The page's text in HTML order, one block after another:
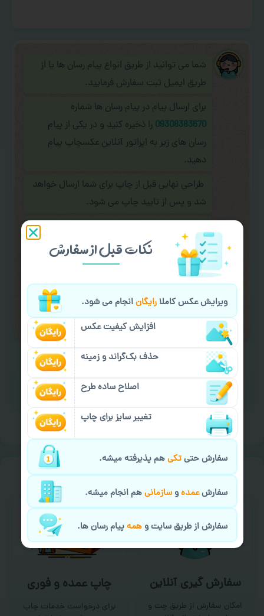
شما می توانید از طریق انواع پیام رسان ها یا از
طریق ایمیل ثبت سفارش فرمایید.
برای ارسال پیام در پیام رسان ها شماره
09308383670 را ذخیره کنید و در یکی از پیام
رسان های زیر به اپراتور آنلاین عکسچاپ پیام
دهید.
طراحی نهایی قبل از چاپ برای شما ارسال خواهد
شد و پس از تایید چاپ می شود.
کردن متن و عکس) یا هماهنگی ارسال و یا
کادو کردن سفارش
با اپراتو عکسچاپ هماهنگی
لازم را انجام دهید.
ایمیل جهت ثبت یا پیگیری سفارش:
aks4chap.com@gmail.com
برای ارسال پیام کلیک کنید
خیالت راحت ازسفارش گیری
سفارش گیری آنلاین
امکان سفارش از طریق چت و
چاپ عمده و فوری
برای درخواست خدمات چاپ
نکات قبل از سفارش
ویرایش عکس کاملارایگانانجام می شود.
افزایش کیفیت عکس
حذف بک‌گراند و زمینه
اصلاح ساده طرح
تغییر سایز برای چاپ
سفارش حتیتکیهم پذیرفته میشه.
سفارشعمدهوسازمانیهم انجام میشه.
سفارش از طریق سایت وهمهپیام رسان ها.